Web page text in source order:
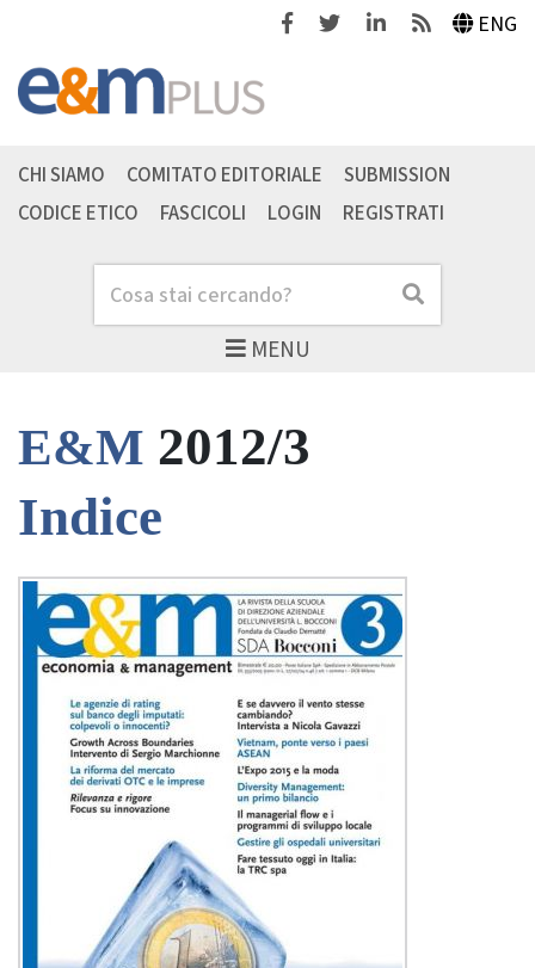
FacebookTwitterLinkedinFeeds ENG
MENU
Cerca Cerca
CHI SIAMO COMITATO EDITORIALE
SUBMISSION
CODICE ETICO
FASCICOLI LOGIN REGISTRATI
E&M 2012/3
Indice